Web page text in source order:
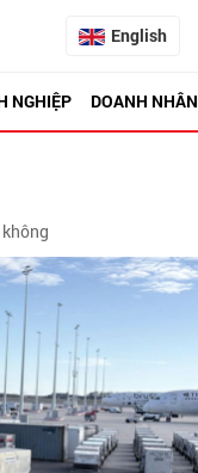
English
NGHIỆP DOANH NHÂN